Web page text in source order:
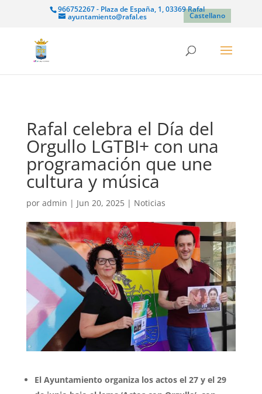
966752267 - Plaza de España, 1, 03369 Rafal
ayuntamiento@rafal.es Castellano
Rafal celebra el Día del
Orgullo LGTBI+ con una
programación que une
cultura y música
por admin | Jun 20, 2025| Noticias
El Ayuntamiento organiza los actos el 27 y el 29